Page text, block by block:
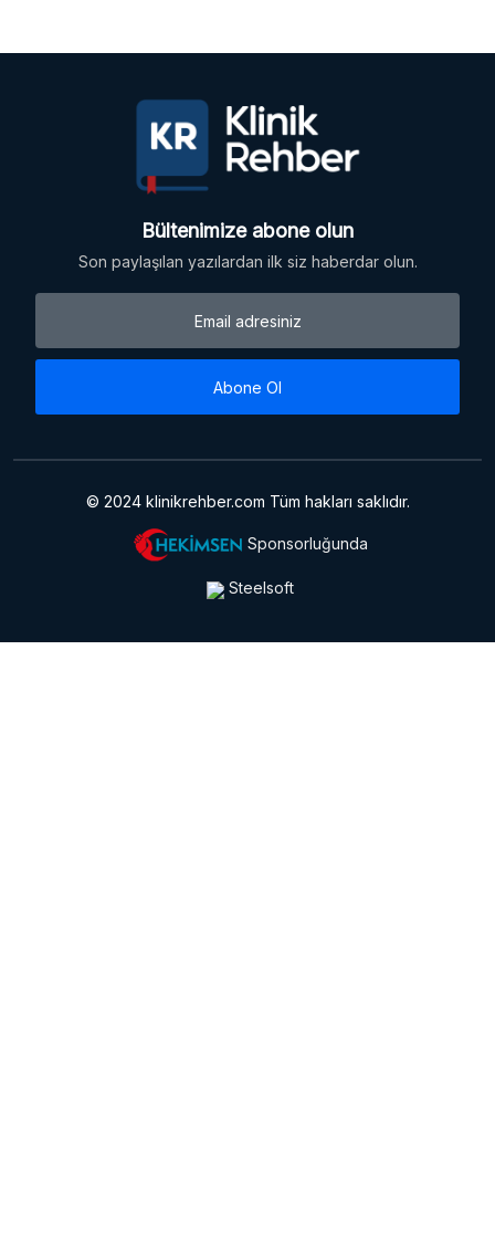
Bültenimize abone olun
Son paylaşılan yazılardan ilk siz haberdar olun.
Abone Ol
© 2024 klinikrehber.com Tüm hakları saklıdır.
Sponsorluğunda
Steelsoft